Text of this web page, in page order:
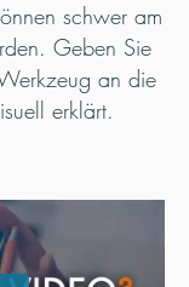
schwer am
Geben Sie
an die
erklärt.